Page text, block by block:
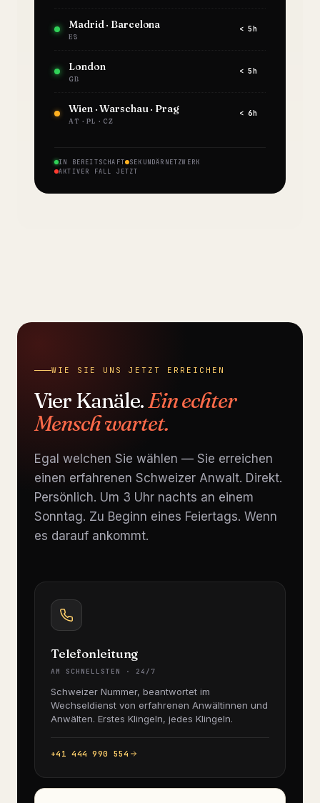
Madrid · Barcelona
ES
< 5h
London
GB
< 5h
Wien · Warschau · Prag
AT · PL · CZ
< 6h
IN BEREITSCHAFT
SEKUNDÄRNETZWERK
AKTIVER FALL JETZT
WIE SIE UNS JETZT ERREICHEN
Vier Kanäle.Ein echter
Mensch wartet.
Egal welchen Sie wählen — Sie erreichen
einen erfahrenen Schweizer Anwalt. Direkt.
Persönlich. Um 3 Uhr nachts an einem
Sonntag. Zu Beginn eines Feiertags. Wenn
es darauf ankommt.
Telefonleitung
AM SCHNELLSTEN · 24/7
Schweizer Nummer, beantwortet im
Wechseldienst von erfahrenen Anwältinnen und
Anwälten. Erstes Klingeln, jedes Klingeln.
+41 444 990 554